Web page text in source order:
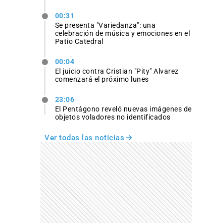
00:31
Se presenta "Variedanza": una
celebración de música y emociones en el
Patio Catedral
00:04
El juicio contra Cristian "Pity" Alvarez
comenzará el próximo lunes
23:06
El Pentágono reveló nuevas imágenes de
objetos voladores no identificados
Ver todas las noticias